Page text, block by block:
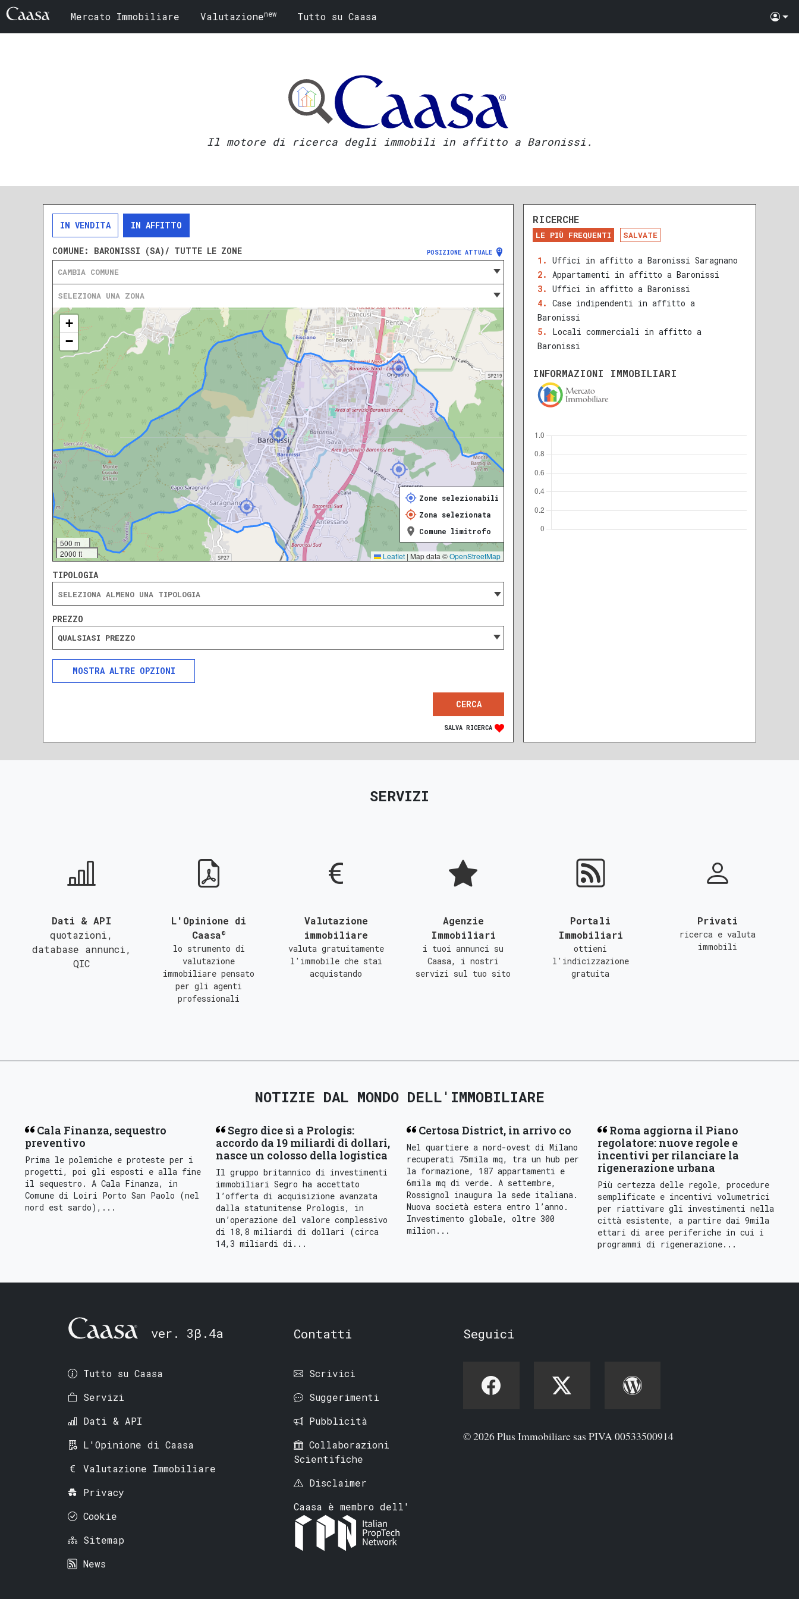
Mercato Immobiliare Valutazionenew Tutto su Caasa
Il motore di ricerca degli immobili in affitto a Baronissi.
IN VENDITA IN AFFITTO
COMUNE: BARONISSI (SA)/ TUTTE LE ZONE POSIZIONE ATTUALE
CAMBIA COMUNE
SELEZIONA UNA ZONA
+
−
500 m
2000 ft
Leaflet | Map data ©OpenStreetMap
Zone selezionabili
Zona selezionata
Comune limitrofo
TIPOLOGIA
PREZZO
QUALSIASI PREZZO
ALTRE OPZIONI
RISTRUTTURATO
SALVA RICERCA
RICERCHE
LE PIÙ FREQUENTI SALVATE
Uffici in affitto a Baronissi Saragnano
Appartamenti in affitto a Baronissi
Uffici in affitto a Baronissi
Case indipendenti in affitto a
Baronissi
Locali commerciali in affitto a
Baronissi
INFORMAZIONI IMMOBILIARI
SERVIZI
Dati & API
quotazioni,
database annunci,
QIC
L'Opinione di
Caasa©
lo strumento di
valutazione
immobiliare pensato
per gli agenti
professionali
Valutazione
immobiliare
valuta gratuitamente
l'immobile che stai
acquistando
Agenzie
Immobiliari
i tuoi annunci su
Caasa, i nostri
servizi sul tuo sito
Portali
Immobiliari
ottieni
l'indicizzazione
gratuita
Privati
ricerca e valuta
immobili
NOTIZIE DAL MONDO DELL'IMMOBILIARE
Cala Finanza, sequestro
preventivo
Prima le polemiche e proteste per i
progetti, poi gli esposti e alla fine
il sequestro. A Cala Finanza, in
Comune di Loiri Porto San Paolo (nel
nord est sardo),...
Segro dice sì a Prologis:
accordo da 19 miliardi di dollari,
nasce un colosso della logistica
Il gruppo britannico di investimenti
immobiliari Segro ha accettato
l’offerta di acquisizione avanzata
dalla statunitense Prologis, in
un’operazione del valore complessivo
di 18,8 miliardi di dollari (circa
14,3 miliardi di...
Certosa District, in arrivo co
Nel quartiere a nord-ovest di Milano
recuperati 75mila mq, tra un hub per
la formazione, 187 appartamenti e
6mila mq di verde. A settembre,
Rossignol inaugura la sede italiana.
Nuova società estera entro l’anno.
Investimento globale, oltre 300
milion...
Roma aggiorna il Piano
regolatore: nuove regole e
incentivi per rilanciare la
rigenerazione urbana
Più certezza delle regole, procedure
semplificate e incentivi volumetrici
per riattivare gli investimenti nella
città esistente, a partire dai 9mila
ettari di aree periferiche in cui i
programmi di rigenerazione...
ver. 3β.4a
Tutto su Caasa
Servizi
Dati & API
L'Opinione di Caasa
Valutazione Immobiliare
Privacy
Cookie
Sitemap
News
Contatti
Scrivici
Suggerimenti
Pubblicità
Collaborazioni
Scientifiche
Disclaimer
Caasa è membro dell'
Seguici
© 2026 Plus Immobiliare sas PIVA 00533500914